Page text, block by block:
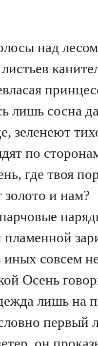
над
лишь сосна
зеленеют
по
где твоя
и нам?
иных совсем
Осень
лишь на
первый
он